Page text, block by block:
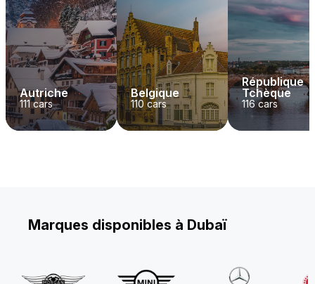
Autriche
111cars
Belgique
110 cars
République
Tchèque
116cars
Marques disponibles à Dubaï